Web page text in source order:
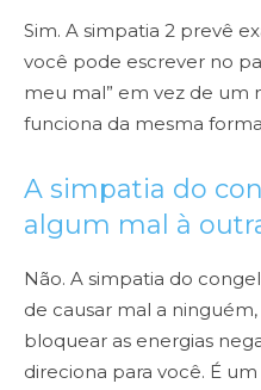
Sim. A simpatia 2 prevê
você pode escrever no
meu mal” em vez de um
funciona da mesma
A simpatia do
algum mal à
Não. A simpatia do
de causar mal a
bloquear as energias
direciona para você. É